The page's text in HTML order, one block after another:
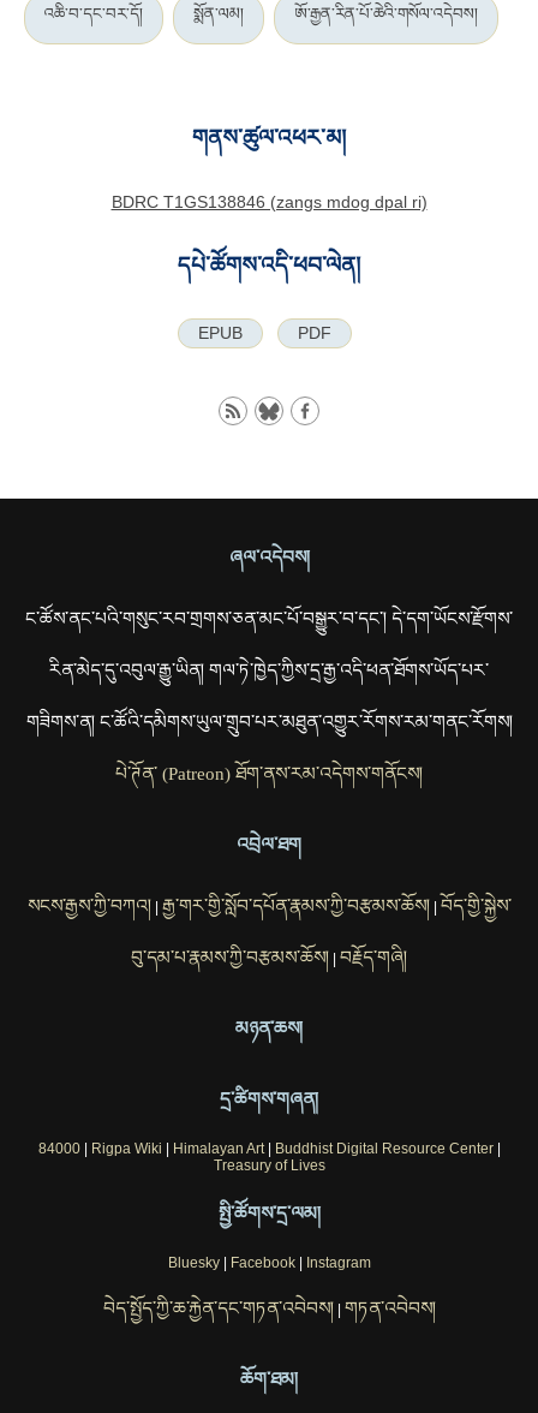
འཆི་བ་དང་བར་དོ། སྨོན་ལམ། ཨོ་རྒྱན་རིན་པོ་ཆེའི་གསོལ་འདེབས།
གནས་ཚུལ་འཕར་མ།
BDRC T1GS138846 (zangs mdog dpal ri)
དཔེ་ཚོགས་འདི་ཕབ་ལེན།
EPUB PDF
ཞལ་འདེབས།
ང་ཚོས་ནང་པའི་གསུང་རབ་གྲགས་ཅན་མང་པོ་བསྒྱུར་བ་དང་། དེ་དག་ཡོངས་རྫོགས་
རིན་མེད་དུ་འབུལ་རྒྱུ་ཡིན། གལ་ཏེ་ཁྱེད་ཀྱིས་དྲ་རྒྱ་འདི་ཕན་ཐོགས་ཡོད་པར་
གཟིགས་ན། ང་ཚོའི་དམིགས་ཡུལ་གྲུབ་པར་མཐུན་འགྱུར་རོགས་རམ་གནང་རོགས།
པེ་ཊོན་ (Patreon) ཐོག་ནས་རམ་འདེགས་གནོངས།
འབྲེལ་ཐག
སངས་རྒྱས་ཀྱི་བཀའ། རྒྱ་གར་གྱི་སློབ་དཔོན་རྣམས་ཀྱི་བརྩམས་ཆོས། བོད་གྱི་སྐྱེས་
བུ་དམ་པ་རྣམས་ཀྱི་བརྩམས་ཆོས། བརྗོད་གཞི།
མཉན་ཆས།
དྲ་ཚིགས་གཞན།
84000| Rigpa Wiki Himalayan Art| Buddhist Digital Resource Center|
Treasury of Lives
སྤྱི་ཚོགས་དྲ་ལམ།
Bluesky| Facebook| Instagram
བེད་སྤྱོད་ཀྱི་ཆ་རྐྱེན་དང་གཏན་འབེབས། གཏན་འབེབས།
ཆོག་ཐམ།